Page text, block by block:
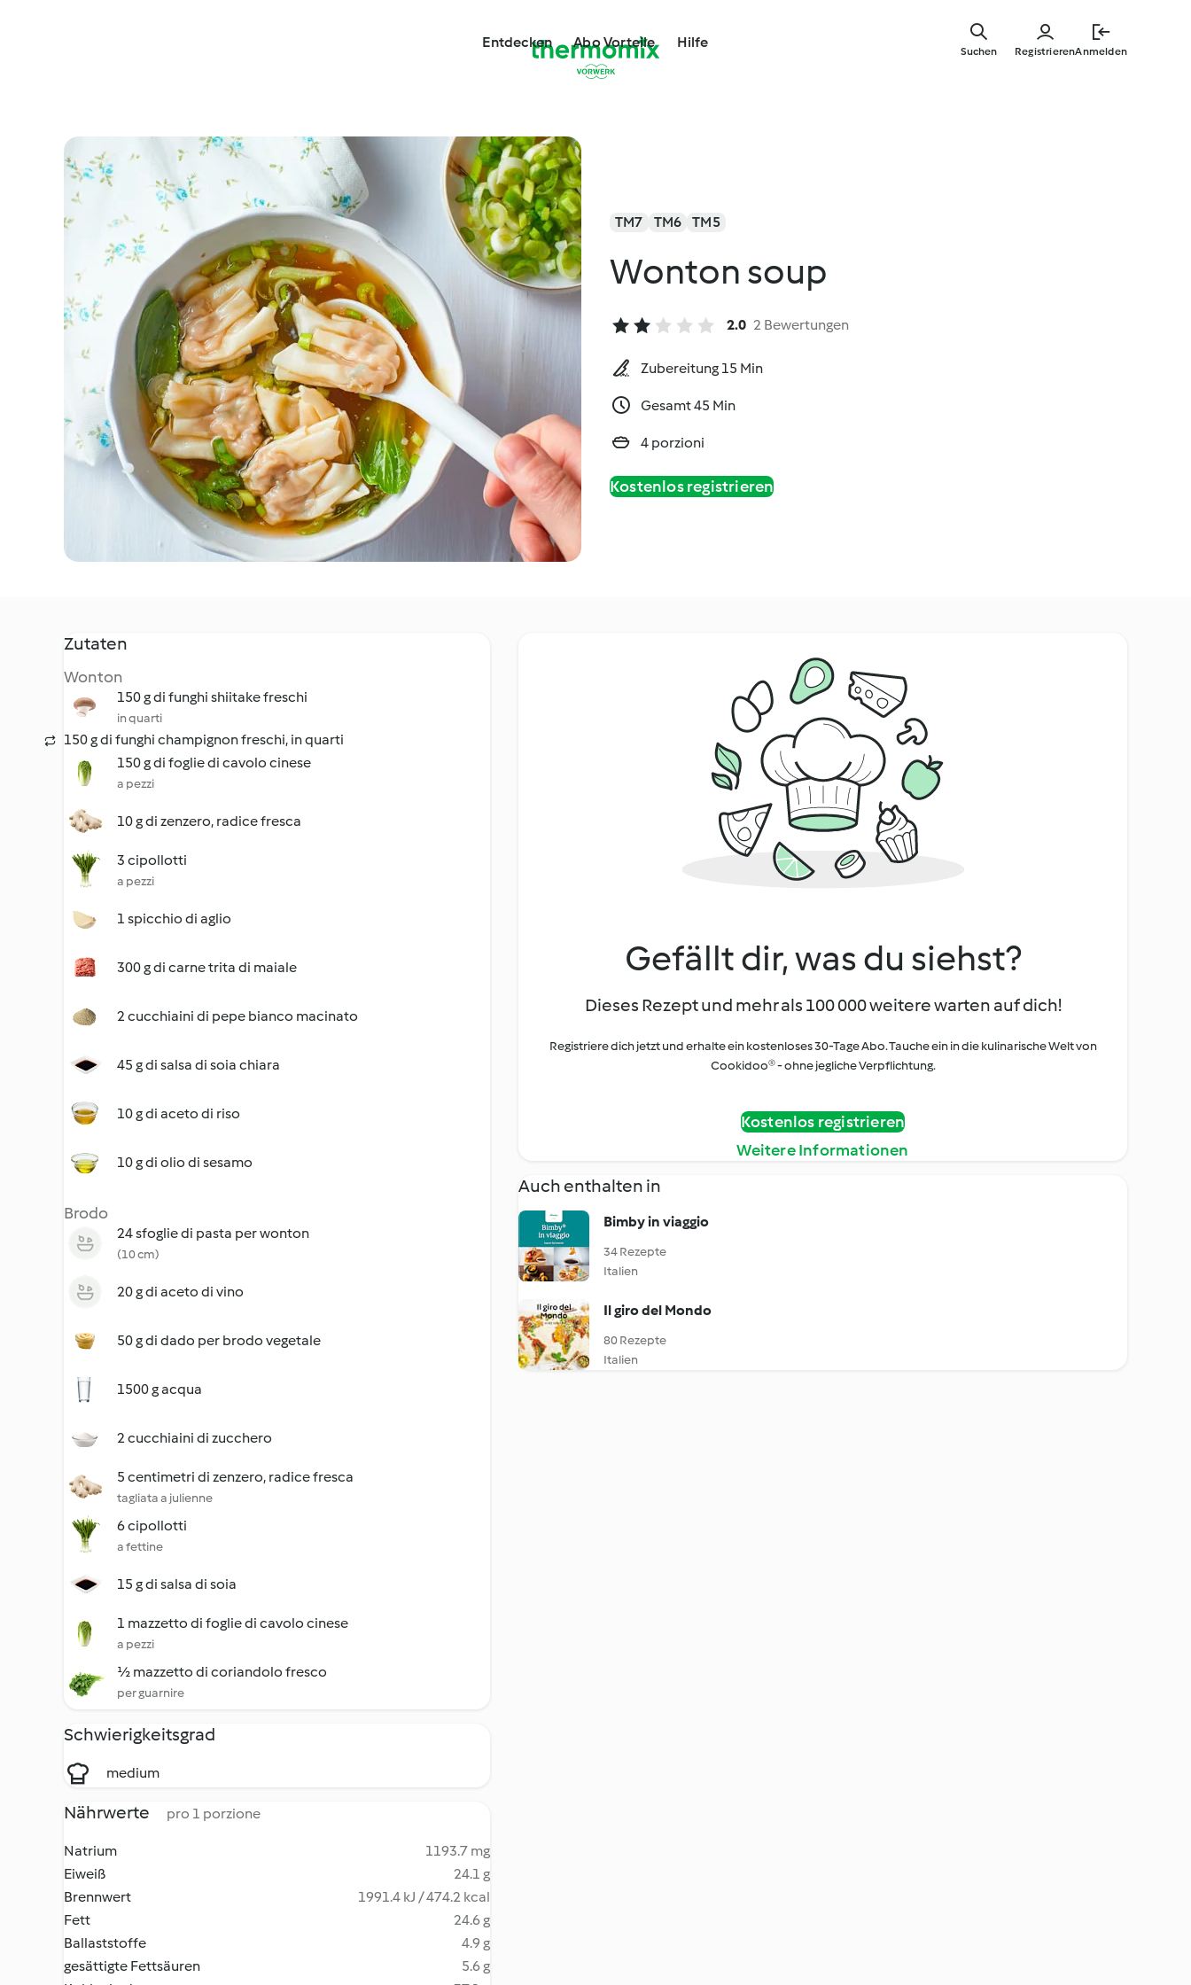
Entdecken Abo Vorteile Hilfe
RegistrierenAnmelden
Suchen
TM7 TM6 TM5
Wonton soup
2.0 2 Bewertungen
Zubereitung 15 Min
Gesamt 45 Min
4 porzioni
Kostenlos registrieren
Zutaten
Wonton
150 g di funghi shiitake freschi
in quarti
150 g di funghi champignon freschi, in quarti
150 g di foglie di cavolo cinese
a pezzi
10 g di zenzero, radice fresca
3 cipollotti
a pezzi
1 spicchio di aglio
300 g di carne trita di maiale
2 cucchiaini di pepe bianco macinato
45 g di salsa di soia chiara
10 g di aceto di riso
10 g di olio di sesamo
Brodo
24 sfoglie di pasta per wonton
(10 cm)
20 g di aceto di vino
50 g di dado per brodo vegetale
1500 g acqua
2 cucchiaini di zucchero
5 centimetri di zenzero, radice fresca
tagliata a julienne
6 cipollotti
a fettine
15 g di salsa di soia
1 mazzetto di foglie di cavolo cinese
a pezzi
½ mazzetto di coriandolo fresco
per guarnire
Schwierigkeitsgrad
medium
Nährwerte pro 1 porzione
Natrium
1193.7 mg
Eiweiß
24.1 g
Brennwert
1991.4 kJ / 474.2 kcal
Fett
24.6 g
Ballaststoffe
4.9 g
gesättigte Fettsäuren
5.6 g
Gefällt dir, was du siehst?
Dieses Rezept und mehr als 100 000 weitere warten auf dich!
Registriere dich jetzt und erhalte ein kostenloses 30-Tage Abo. Tauche ein in die kulinarische Welt von
Cookidoo® - ohne jegliche Verpflichtung.
Kostenlos registrieren
Weitere Informationen
Auch enthalten in
Bimby in viaggio
34 Rezepte
Italien
Il giro del Mondo
80 Rezepte
Italien